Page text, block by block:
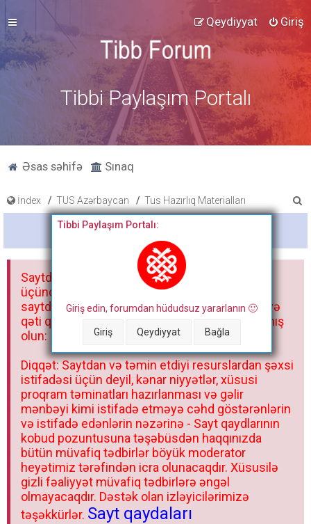
Giriş
Qeydiyyat
Tibbi Paylaşım Portalı
Əsas səhifə Sınaq
İndex TUS Azərbaycan Tus Hazırlıq Materialları
a
Bitdi
Tibbi Paylaşım Portalı:
Giriş edin, forumdan hüdudsuz yararlanın 🙂
Giriş Qeydiyyat Bağla
Saytdakı materiallar yalnız fərdi istifadəniz
üçündür. Materialları istisnasız heç bir qrupda,
saytda və sosial şəbəkədə paylaşmaq olmaz və
qəti qadağandır! Forum qaydaları ilə mütləq tanış
olun:
Diqqət: Saytdan və təmin etdiyi resurslardan şəxsi
istifadəsi üçün deyil, kənar niyyətlər, xüsusi
proqram təminatları hazırlanması və gəlir
mənbəyi kimi istifadə etməyə cəhd göstərənlərin
və istifadə edənlərin nəzərinə - Sayt qaydlarının
kobud pozuntusuna təşəbüsdən haqqınızda
bütün müvafiq tədbirlər böyük moderator
heyətimiz tərəfindən icra olunacaqdır. Xüsusilə
gizli fəaliyyət müvafiq tədbirlərə əngəl
olmayacaqdır. Dəstək olan izləyicilərimizə
təşəkkürlər. Sayt qaydaları